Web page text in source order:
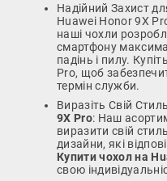
Надійний Захист
Huawei Honor 9X
наші чохли
смартфону
падінь і пилу.
Pro, щоб
термін служби.
Виразіть Свій
9X Pro: Наш
виразити свій
дизайни, які
Купити чохол на
свою